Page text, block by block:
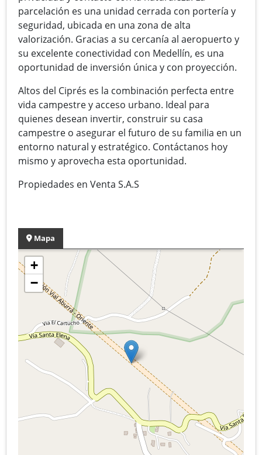
parcelación es una unidad cerrada con portería y
seguridad, ubicada en una zona de alta
valorización. Gracias a su cercanía al aeropuerto y
su excelente conectividad con Medellín, es una
oportunidad de inversión única y con proyección.
Altos del Ciprés es la combinación perfecta entre
vida campestre y acceso urbano. Ideal para
quienes desean invertir, construir su casa
campestre o asegurar el futuro de su familia en un
entorno natural y estratégico. Contáctanos hoy
mismo y aprovecha esta oportunidad.
Propiedades en Venta S.A.S
Mapa
+
−